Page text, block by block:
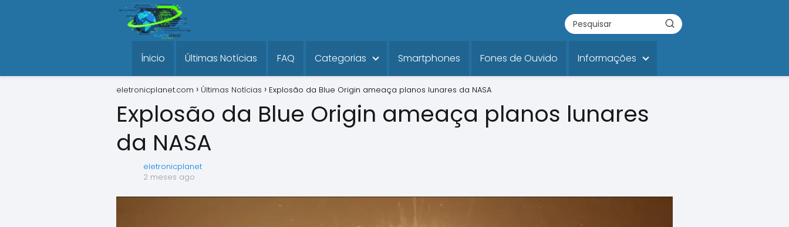
Ínicio Últimas Notícias FAQ Categorias Smartphones Fones de Ouvido Informações
eletronicplanet.com Últimas Notícias Explosão da Blue Origin ameaça planos lunares da NASA
Explosão da Blue Origin ameaça planos lunares
da NASA
eletronicplanet
2 meses ago